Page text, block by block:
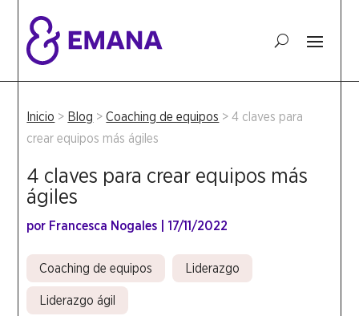
Inicio > Blog >Coaching de equipos >4 claves para
crear equipos más ágiles
4 claves para crear equipos más
ágiles
por Francesca Nogales |17/11/2022
Coaching de equipos Liderazgo
Liderazgo ágil